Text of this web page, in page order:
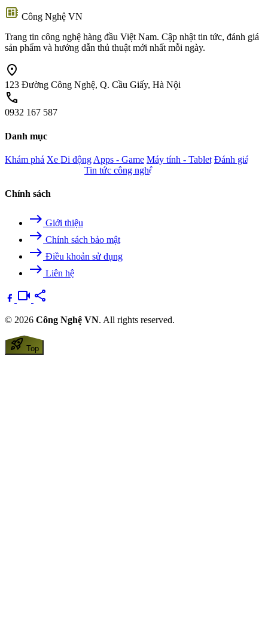
developer_board Công Nghệ VN
Trang tin công nghệ hàng đầu Việt Nam. Cập nhật tin tức, đánh giá
sản phẩm và hướng dẫn thủ thuật mới nhất mỗi ngày.
location_on
123 Đường Công Nghệ, Q. Cầu Giấy, Hà Nội
call
0932 167 587
Danh mục
Khám phá Xe Di động Apps - Game Máy tính - Tablet Đánh giá
Tin tức công nghệ
Chính sách
east Giới thiệu
east Chính sách bảo mật
east Điều khoản sử dụng
east Liên hệ
videocam share
© 2026 Công Nghệ VN. All rights reserved.
rocket_launch Top